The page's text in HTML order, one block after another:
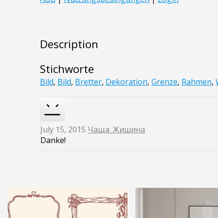
Description
Stichworte
Bild, Bild, Bretter, Dekoration, Grenze, Rahmen,
July 15, 2015 Чаща_Жишина
Danke!